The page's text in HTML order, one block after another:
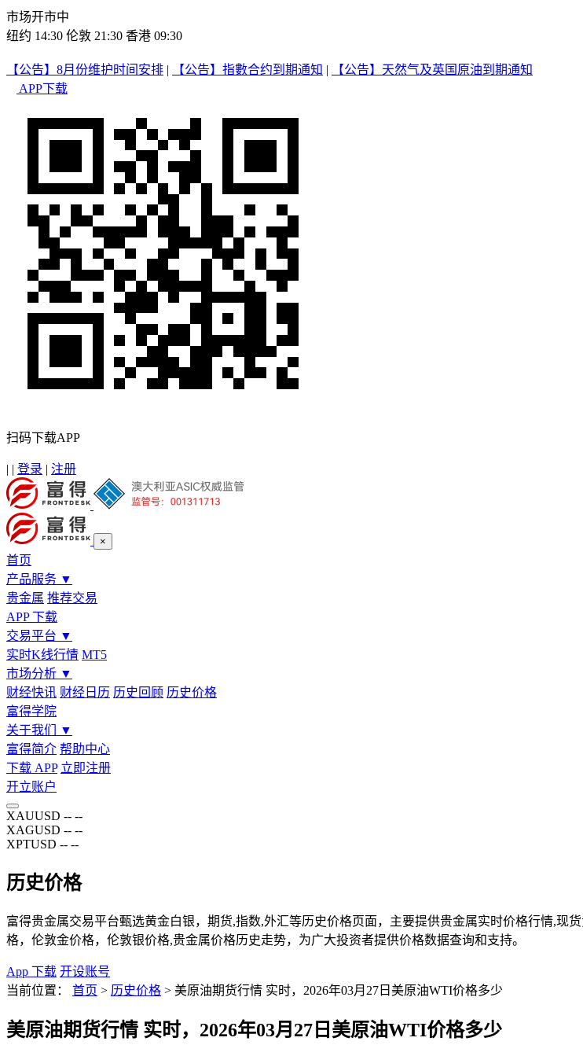
市场开市中
纽约 14:30 伦敦 21:30 香港 09:30
【公告】8月份维护时间安排 | 【公告】指數合约到期通知 |
【公告】天然气及英国原油到期通知
APP下载
扫码下载APP
| | 登录 | 注册
×
首页
产品服务 ▼
贵金属 推荐交易
APP 下载
交易平台 ▼
实时K线行情 MT5
市场分析 ▼
财经快讯 财经日历 历史回顾 历史价格
富得学院
关于我们
▼
富得简介 帮助中心
下载 APP 立即注册
开立账户
XAUUSD -- --
XAGUSD -- --
XPTUSD -- --
历史价格
富得贵金属交易平台甄选黄金白银，期货,指数,外汇等历史价格页面，主要提供贵金属实时价格行情,现
格，伦敦金价格，伦敦银价格,贵金属价格历史走势，为广大投资者提供价格数据查询和支持。
App 下载 开设账号
当前位置：
首页 > 历史价格 > 美原油期货行情 实时，2026年03月27日美原油WTI价格多少
美原油期货行情 实时，2026年03月27日美原油WTI价格多少